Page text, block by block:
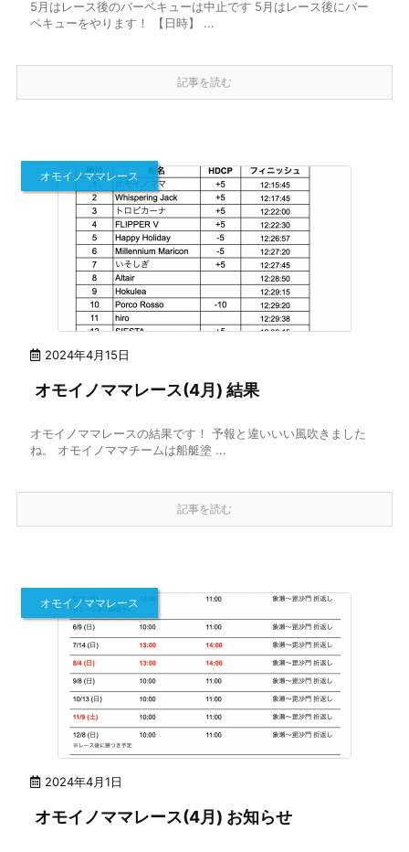
5月はレース後のバーベキューは中止です 5月はレース後にバー
ベキューをやります！ 【日時】 ...
記事を読む
2024年4月15日
オモイノママレース
オモイノママレース(4月) 結果
オモイノママレースの結果です！ 予報と違いいい風吹きました
ね。 オモイノママチームは船艇塗 ...
記事を読む
2024年4月1日
オモイノママレース
オモイノママレース(4月) お知らせ